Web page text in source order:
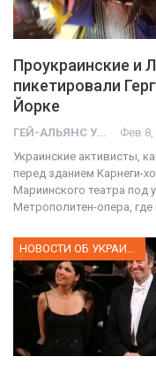
Проукраинские и
пикетировали
Йорке
ГЕЙ-АЛЬЯНС УКРАИНА Фев 8,
Украинские активисты,
перед зданием Карнеги-
Мариинского театра под
Метрополитен-опера,
НОВОСТИ ОБ УКРАИНЕ